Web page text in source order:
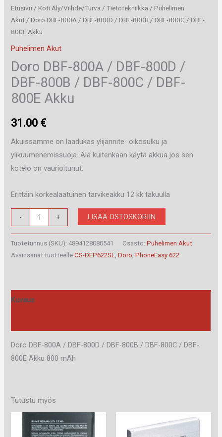
Etusivu / Koti Äly/Viihde/Turva /Tietotekniikka / Puhelimen
Akut / Doro DBF-800A / DBF-800D / DBF-800B / DBF-800C / DBF-
800E Akku
Puhelimen Akut
Doro DBF-800A / DBF-800D /
DBF-800B / DBF-800C / DBF-
800E Akku
31.00 €
Akuissamme on laadukas ylijännite- oikosulku ja
ylikuumenemissuoja. Älä kuitenkaan käytä akkua jos sen
kotelo on vaurioitunut.
Erittäin korkealaatuinen tarvikeakku 12 kk takuulla
-
DBF-
800A
/
/
DBF-
800C
800E
Akku
määrä
+ LISÄÄ OSTOSKORIIN
Tuotetunnus (SKU): 4894128080541 Osasto:Puhelimen Akut
Avainsanat tuotteelleCS-DEP622SL ,Doro ,PhoneEasy 622
Kuvaus
Doro DBF-800A / DBF-800D / DBF-800B / DBF-800C / DBF-
800E Akku 800 mAh
Tutustu myös